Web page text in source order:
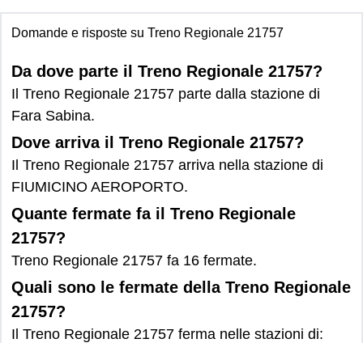
Domande e risposte su Treno Regionale 21757
Da dove parte il Treno Regionale 21757?
Il Treno Regionale 21757 parte dalla stazione di
Fara Sabina.
Dove arriva il Treno Regionale 21757?
Il Treno Regionale 21757 arriva nella stazione di
FIUMICINO AEROPORTO.
Quante fermate fa il Treno Regionale
21757?
Treno Regionale 21757 fa 16 fermate.
Quali sono le fermate della Treno Regionale
21757?
Il Treno Regionale 21757 ferma nelle stazioni di: